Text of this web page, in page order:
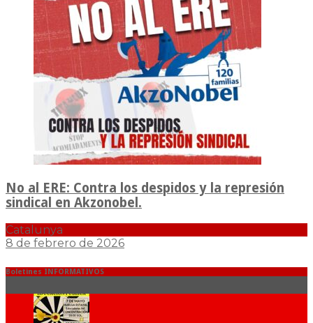
No al ERE: Contra los despidos y la represión
sindical en Akzonobel.
Catalunya
8 de febrero de 2026
Boletines INFORMATIVOS